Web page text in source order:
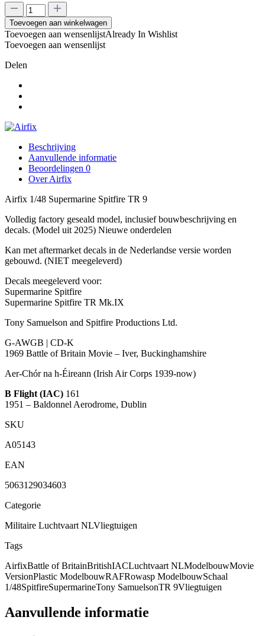
Airfix
1/48
Supermarine
Spitfire
TR
aantal
Toevoegen aan winkelwagen
Toevoegen aan wensenlijstAlready In Wishlist
Toevoegen aan wensenlijst
Delen
Beschrijving
Aanvullende informatie
Beoordelingen 0
Over Airfix
Airfix 1/48 Supermarine Spitfire TR 9
Volledig factory geseald model, inclusief bouwbeschrijving en
decals. (Model uit 2025) Nieuwe onderdelen
Kan met aftermarket decals in de Nederlandse versie worden
gebouwd. (NIET meegeleverd)
Decals meegeleverd voor:
Supermarine Spitfire
Supermarine Spitfire TR Mk.IX
Tony Samuelson and Spitfire Productions Ltd.
G-AWGB | CD-K
1969 Battle of Britain Movie – Iver, Buckinghamshire
Aer-Chór na h-Éireann (Irish Air Corps 1939-now)
B Flight (IAC) 161
1951 – Baldonnel Aerodrome, Dublin
SKU
A05143
EAN
5063129034603
Categorie
Militaire Luchtvaart NLVliegtuigen
Tags
AirfixBattle of BritainBritishIACLuchtvaart NLModelbouwMovie
VersionPlastic ModelbouwRAFRowasp ModelbouwSchaal
1/48SpitfireSupermarineTony SamuelsonTR 9Vliegtuigen
Aanvullende informatie